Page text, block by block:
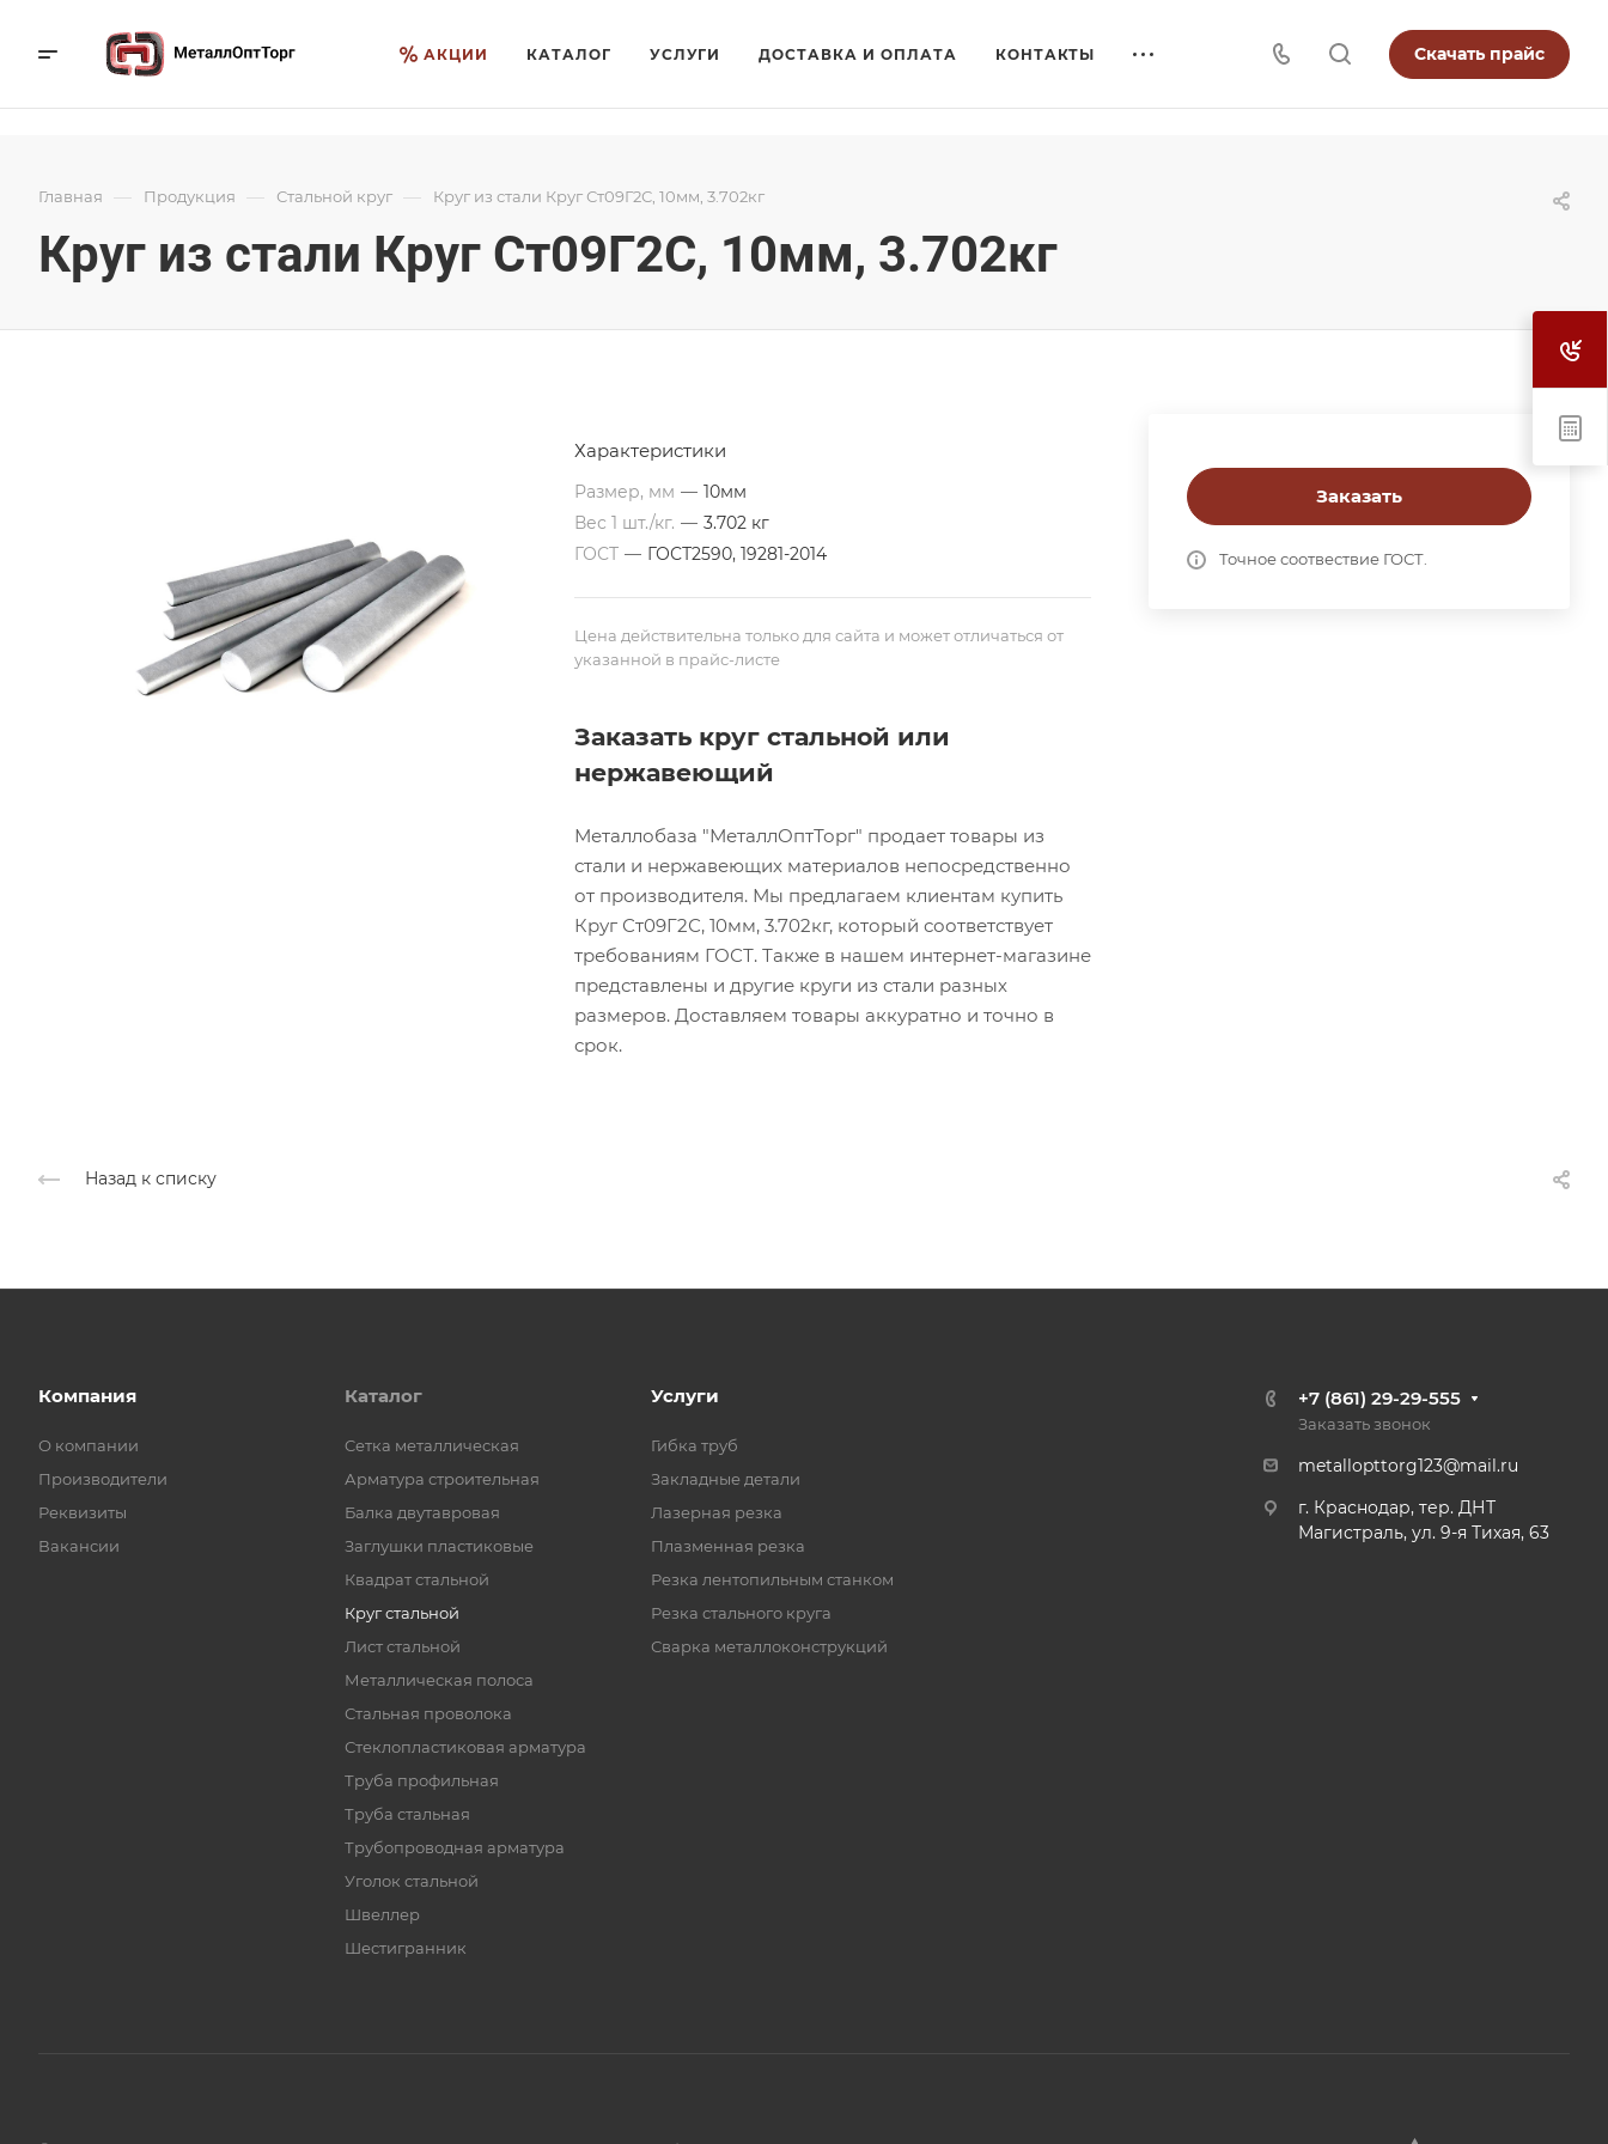
АКЦИИ КАТАЛОГ УСЛУГИ ДОСТАВКА И ОПЛАТА КОНТАКТЫ Скачать прайс
Главная — Продукция — Стальной круг — Круг из стали Круг Ст09Г2С, 10мм, 3.702кг
Круг из стали Круг Ст09Г2С, 10мм, 3.702кг
Заказать
Точное соотвествие ГОСТ.
Характеристики
Размер, мм — 10мм
Вес 1 шт./кг. — 3.702 кг
ГОСТ — ГОСТ2590, 19281-2014
Цена действительна только для сайта и может отличаться от
указанной в прайс-листе
Заказать круг стальной или
нержавеющий
Металлобаза "МеталлОптТорг" продает товары из
стали и нержавеющих материалов непосредственно
от производителя. Мы предлагаем клиентам купить
Круг Ст09Г2С, 10мм, 3.702кг, который соответствует
требованиям ГОСТ. Также в нашем интернет-магазине
представлены и другие круги из стали разных
размеров. Доставляем товары аккуратно и точно в
срок.
Назад к списку
Компания
О компании
Производители
Реквизиты
Вакансии
Каталог
Cетка металлическая
Арматура строительная
Балка двутавровая
Заглушки пластиковые
Квадрат стальной
Круг стальной
Лист стальной
Металлическая полоса
Стальная проволока
Стеклопластиковая арматура
Труба профильная
Труба стальная
Трубопроводная арматура
Уголок стальной
Швеллер
Шестигранник
Услуги
Гибка труб
Закладные детали
Лазерная резка
Плазменная резка
Резка лентопильным станком
Резка стального круга
Сварка металлоконструкций
+7 (861) 29-29-555
Заказать звонок
metallopttorg123@mail.ru
г. Краснодар, тер. ДНТ
Магистраль, ул. 9-я Тихая, 63